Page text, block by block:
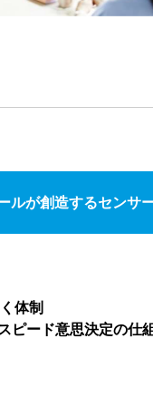
ルが創造するセンサ
体制
ピード意思決定の仕